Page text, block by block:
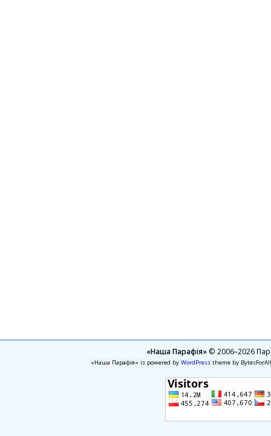
«Наша Парафія»© 2006–2026
«Наша Парафія» is powered by WordPresstheme by